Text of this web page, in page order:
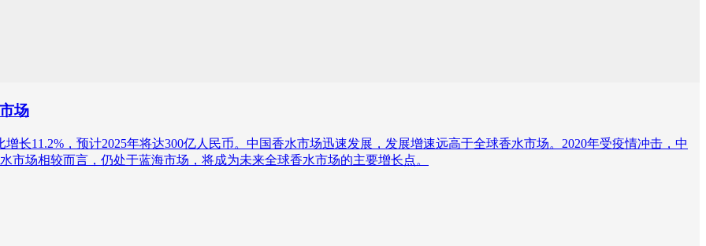
场
长11.2%，预计2025年将达300亿人民币。中国香水市场迅速发展，发展增速远高于全球香水市场。2020年受疫情冲击，中
场相较而言，仍处于蓝海市场，将成为未来全球香水市场的主要增长点。